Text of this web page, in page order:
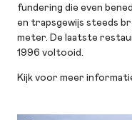
fundering die even
en trapsgewijs steeds
meter. De laatste
1996 voltooid.
Kijk voor meer